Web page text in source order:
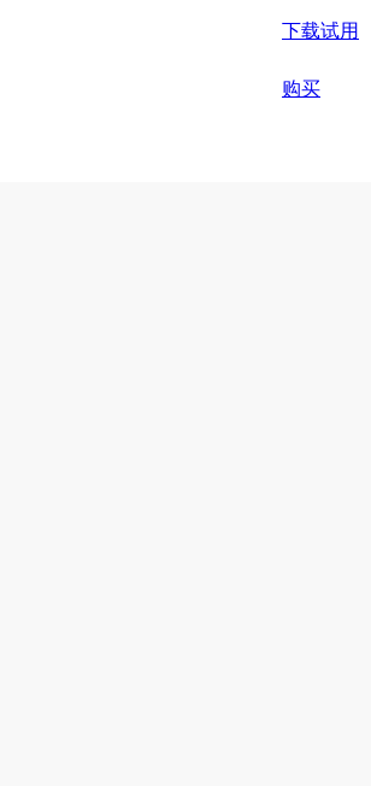
下载试用
购买